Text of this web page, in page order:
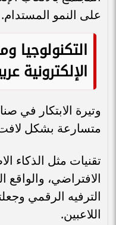
على النمو المستدام.
التكنولوجيا
الإلكترونية
وتيرة الابتكار في
متسارعة بشكل
تقنيات مثل الذكاء
الافتراضي،
الترفيه الرقمي
اللاعبين.